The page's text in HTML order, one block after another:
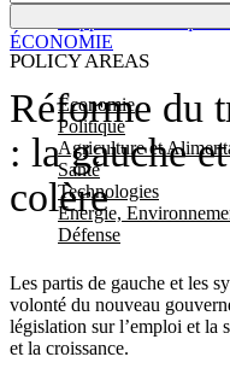
POLICY AREAS
Economie
Politique
Agriculture et
Santé
Technologies
Energie,
Défense
Réforme du
: la gauche
colère
Les partis de gauche et les
volonté du nouveau
législation sur l’emploi et la
et la croissance.
ÉCONOMIE